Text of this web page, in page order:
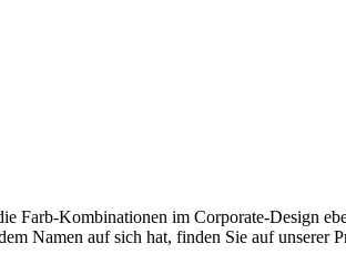
Farb-Kombinationen im Corporate-Design
Namen auf sich hat, finden Sie auf unserer